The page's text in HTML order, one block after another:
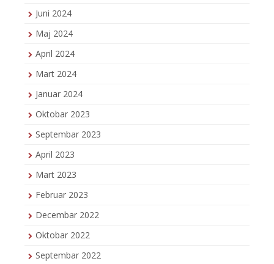
Juni 2024
Maj 2024
April 2024
Mart 2024
Januar 2024
Oktobar 2023
Septembar 2023
April 2023
Mart 2023
Februar 2023
Decembar 2022
Oktobar 2022
Septembar 2022